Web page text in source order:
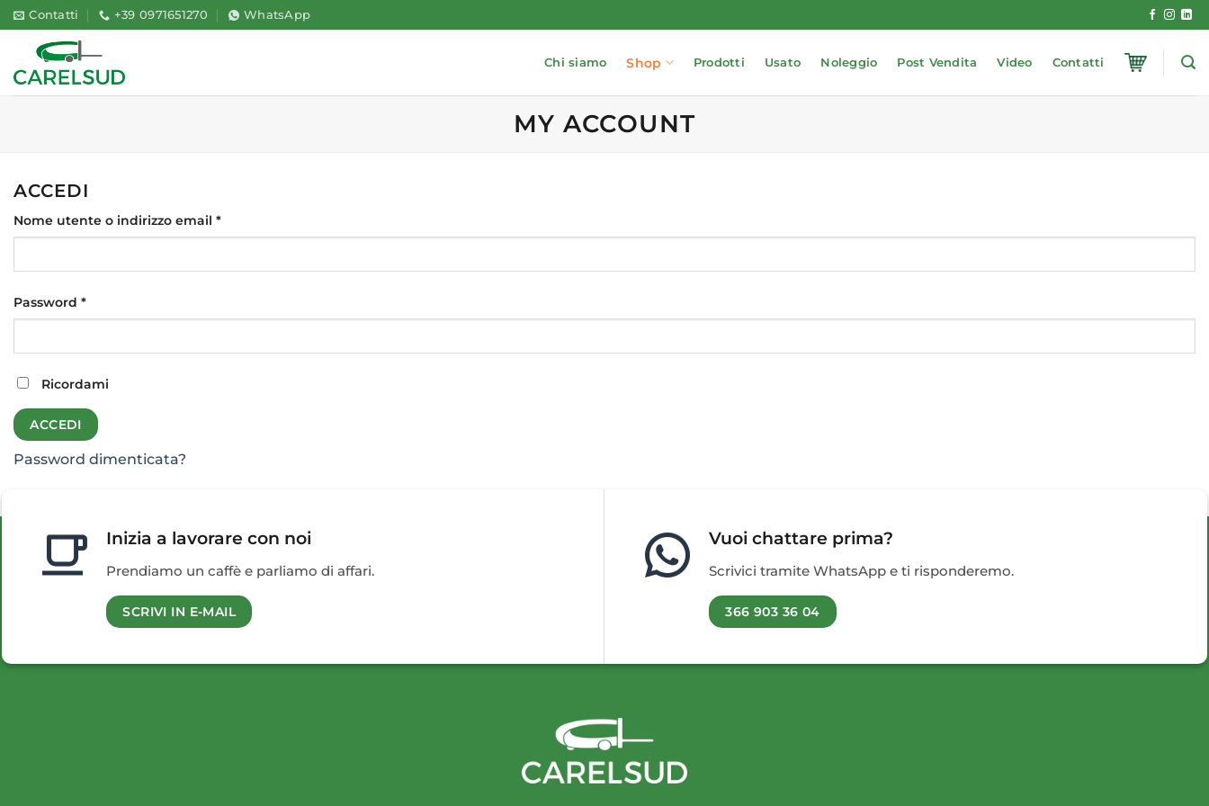
Salta
ai
contenuti
Contatti +39 0971651270 WhatsApp
Chi siamo Shop Prodotti Usato Noleggio Post Vendita Video Contatti
MY ACCOUNT
ACCEDI
Nome utente o indirizzo email *
Password *
Ricordami
ACCEDI
Password dimenticata?
Inizia a lavorare con noi
Prendiamo un caffè e parliamo di affari.
SCRIVI IN E-MAIL
Vuoi chattare prima?
Scrivici tramite WhatsApp e ti risponderemo.
366 903 36 04